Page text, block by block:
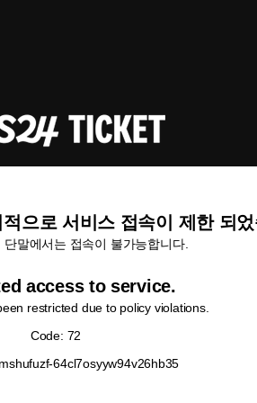
으로 서비스 접속이 제한 되
단말에서는 접속이 불가능합니다.
access to service.
restricted due to policy violations.
Code: 72
64cl7osyyw94v26hb35